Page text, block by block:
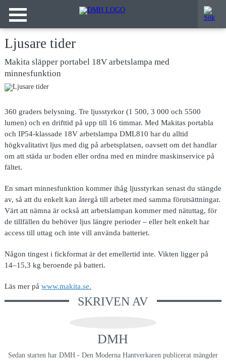
Ljusare tider
Makita släpper portabel 18V arbetslampa med
minnesfunktion
360 graders belysning. Tre ljusstyrkor (1 500, 3 000 och 5500
lumen) och en drifttid på upp till 16 timmar. Med Makitas portabla
och IP54-klassade 18V arbetslampa DML810 har du alltid
högkvalitativt ljus med dig på arbetsplatsen, oavsett om det handlar
om att städa ur boden eller ordna med en mindre maskinservice på
fältet.
En smart minnesfunktion kommer ihåg ljusstyrkan senast du stängde
av, så att du enkelt kan återgå till arbetet med samma förutsättningar.
Värt att nämna är också att arbetslampan kommer med nätuttag, för
de tillfällen du behöver ljus längre perioder – eller helt enkelt har
access till uttag och inte vill använda batteriet.
Någon tingest i fickformat är det emellertid inte. Vikten ligger på
14–15,3 kg beroende på batteri.
Läs mer på www.makita.se.
SKRIVEN AV
DMH
Sedan starten har DMH - Den Moderna Hantverkaren publicerat mängder